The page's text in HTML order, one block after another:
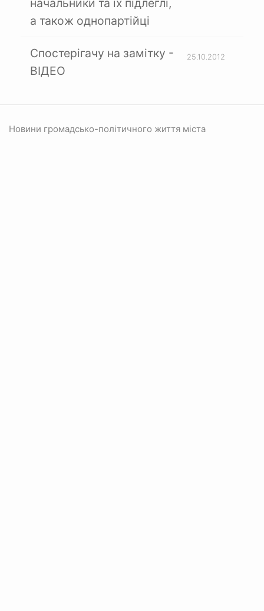
а також однопартійці
Спостерігачу на замітку -
ВІДЕО
25.10.2012
Новини громадсько-політичного життя міста